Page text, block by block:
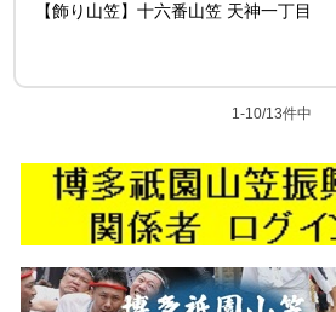
【飾り山笠】十六番山笠 天神一丁目
1-10/13件中